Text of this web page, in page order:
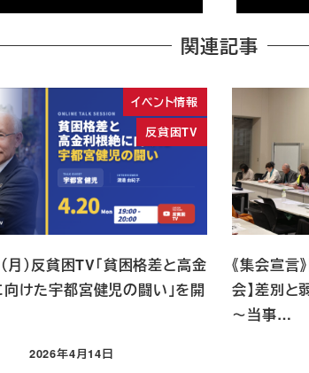
関連記事
イベント情報
反貧困TV
月）反貧困TV「貧困格差と高金
けた宇都宮健児の闘い」を開
投稿日
2026年4月14日
《集会宣言
会】差別と
～当事…